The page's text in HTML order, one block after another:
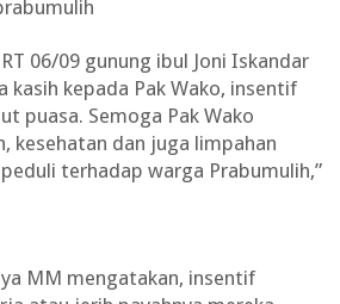
06/09 gunung ibul Joni Iskandar
kasih kepada Pak Wako, insentif
puasa. Semoga Pak Wako
kesehatan dan juga limpahan
terhadap warga Prabumulih,”
MM mengatakan, insentif